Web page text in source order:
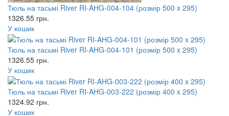
Тюль на тасьмі River RI-AHG-004-104 (розмір 500 x 295)
1326.55 грн.
У кошик
Тюль на тасьмі River RI-AHG-004-101 (розмір 500 x 295)
1326.55 грн.
У кошик
Тюль на тасьмі River RI-AHG-003-222 (розмір 400 x 295)
1324.92 грн.
У кошик